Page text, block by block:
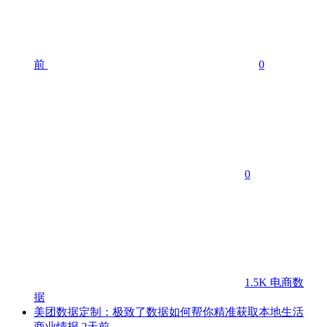
前 0
0
1.5K 电商数
据
美团数据定制：极致了数据如何帮你精准获取本地生活